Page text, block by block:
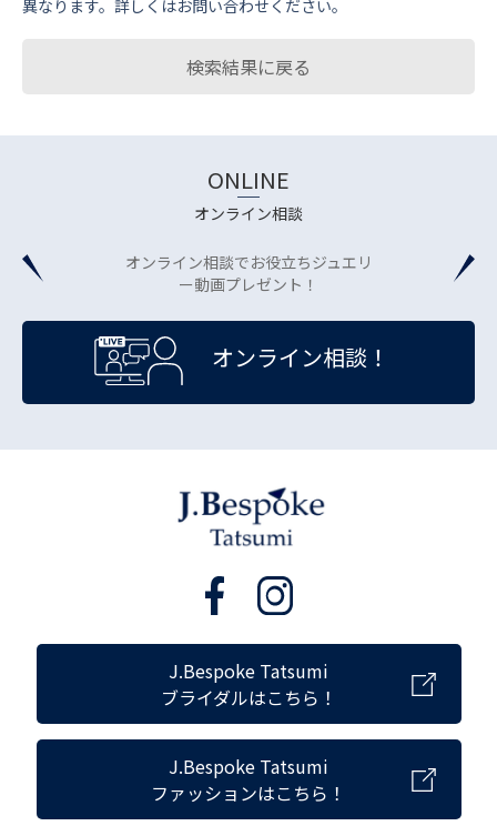
異なります。詳しくはお問い合わせください。
検索結果に戻る
ONLINE
オンライン相談
オンライン相談でお役立ちジュエリ
ー動画プレゼント！
オンライン相談！
J.Bespoke Tatsumi
ブライダルはこちら！
J.Bespoke Tatsumi
ファッションはこちら！